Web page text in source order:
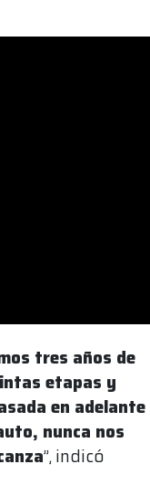
tres años de
etapas y
en adelante
nunca nos
”, indicó